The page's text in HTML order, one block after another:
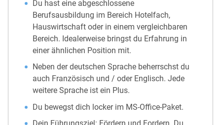
Du hast eine abgeschlossene
Berufsausbildung im Bereich Hotelfach,
Hauswirtschaft oder in einem vergleichbaren
Bereich. Idealerweise bringst du Erfahrung in
einer ähnlichen Position mit.
Neben der deutschen Sprache beherrschst du
auch Französisch und / oder Englisch. Jede
weitere Sprache ist ein Plus.
Du bewegst dich locker im MS-Office-Paket.